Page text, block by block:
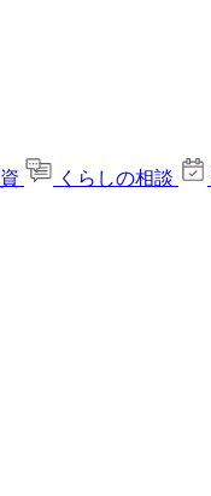
くらしの相談